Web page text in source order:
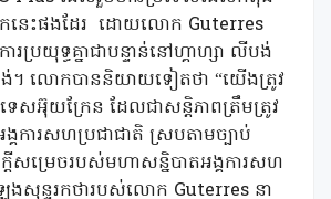
កនេះផងដែរ ដោយលោក Guterres
រប្រយុទ្ធគ្នាជាបន្ទាន់នៅហ្គាហ្សា លីបង់
លោកបាននិយាយទៀតថា “យើងត្រូវ
ទេសអ៊ុយក្រែន ដែលជាសន្តិភាពត្រឹមត្រូវ
គការសហប្រជាជាតិ ស្របតាមច្បាប់
តីសម្រេចរបស់មហាសន្និបាតអង្គការសហ
ងសុន្ទរកថារបស់លោក Guterres នា